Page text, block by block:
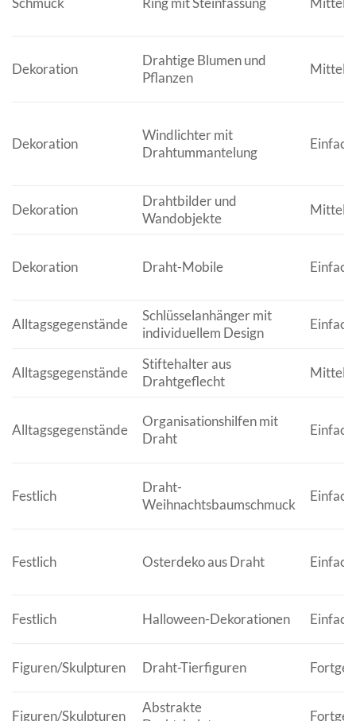
Dekoration
Drahtige Blumen und
Pflanzen
Mittel
Dekoration
Windlichter mit
Drahtummantelung
Dekoration
Drahtbilder und
Wandobjekte
Mittel
Dekoration Draht-Mobile
Alltagsgegenstände
Schlüsselanhänger mit
individuellem Design
Einfach
Alltagsgegenstände
Stiftehalter aus
Drahtgeflecht
Mittel
Alltagsgegenstände
Organisationshilfen mit
Draht
Festlich
Draht-
Weihnachtsbaumschmuck
Festlich Osterdeko aus Draht
Festlich Halloween-Dekorationen
Figuren/Skulpturen Draht-Tierfiguren
Figuren/Skulpturen
Abstrakte